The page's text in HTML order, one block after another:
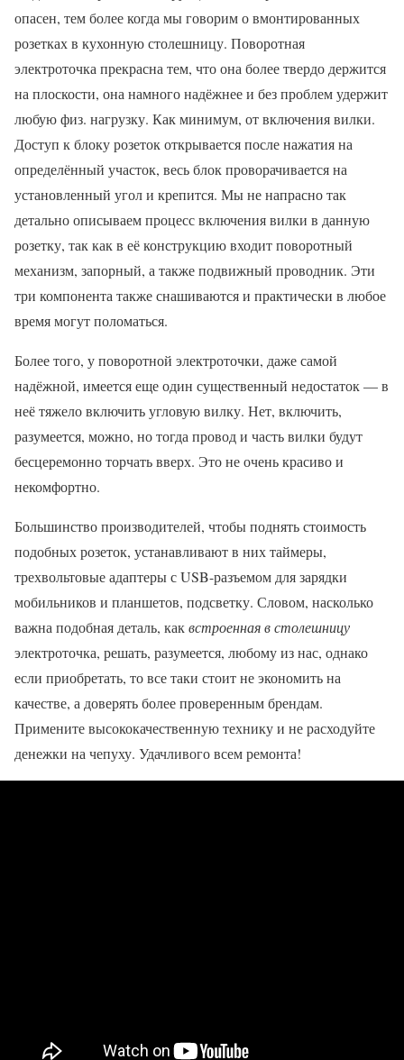
опасен, тем более когда мы говорим о вмонтированных
розетках в кухонную столешницу. Поворотная
электроточка прекрасна тем, что она более твердо держится
на плоскости, она намного надёжнее и без проблем удержит
любую физ. нагрузку. Как минимум, от включения вилки.
Доступ к блоку розеток открывается после нажатия на
определённый участок, весь блок проворачивается на
установленный угол и крепится. Мы не напрасно так
детально описываем процесс включения вилки в данную
розетку, так как в её конструкцию входит поворотный
механизм, запорный, а также подвижный проводник. Эти
три компонента также снашиваются и практически в любое
время могут поломаться.
Более того, у поворотной электроточки, даже самой
надёжной, имеется еще один существенный недостаток — в
неё тяжело включить угловую вилку. Нет, включить,
разумеется, можно, но тогда провод и часть вилки будут
бесцеремонно торчать вверх. Это не очень красиво и
некомфортно.
Большинство производителей, чтобы поднять стоимость
подобных розеток, устанавливают в них таймеры,
трехвольтовые адаптеры с USB-разъемом для зарядки
мобильников и планшетов, подсветку. Словом, насколько
важна подобная деталь, каквстроенная в столешницу
электроточка, решать, разумеется, любому из нас, однако
если приобретать, то все таки стоит не экономить на
качестве, а доверять более проверенным брендам.
Примените высококачественную технику и не расходуйте
денежки на чепуху. Удачливого всем ремонта!